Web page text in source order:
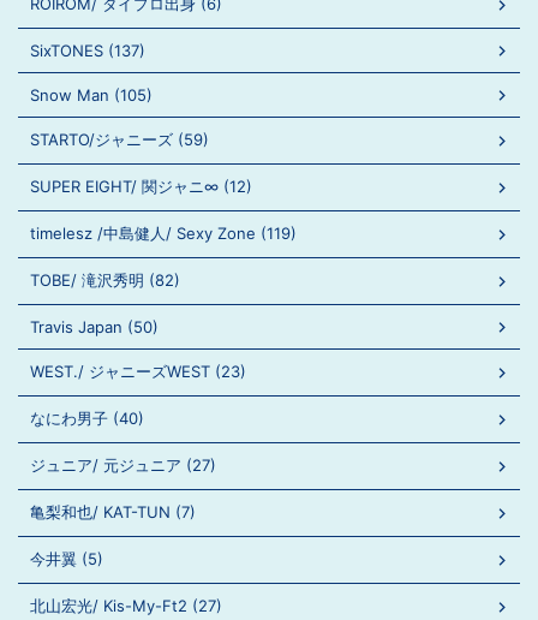
SixTONES (137)
Snow Man (105)
STARTO/ジャニーズ (59)
SUPER EIGHT/ 関ジャニ∞ (12)
timelesz /中島健人/ Sexy Zone (119)
TOBE/ 滝沢秀明 (82)
Travis Japan (50)
WEST./ ジャニーズWEST (23)
なにわ男子 (40)
ジュニア/ 元ジュニア (27)
亀梨和也/ KAT-TUN (7)
今井翼 (5)
北山宏光/ Kis-My-Ft2 (27)